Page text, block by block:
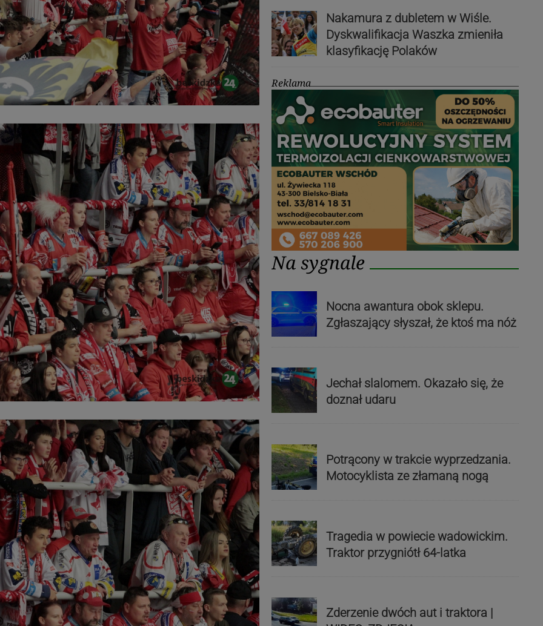
Nakamura z dubletem w Wiśle.
Dyskwalifikacja Waszka zmieniła
klasyfikację Polaków
Reklama
Na sygnale
Nocna awantura obok sklepu.
Zgłaszający słyszał, że ktoś ma nóż
Jechał slalomem. Okazało się, że
doznał udaru
Potrącony w trakcie wyprzedzania.
Motocyklista ze złamaną nogą
Tragedia w powiecie wadowickim.
Traktor przygniótł 64-latka
Zderzenie dwóch aut i traktora |